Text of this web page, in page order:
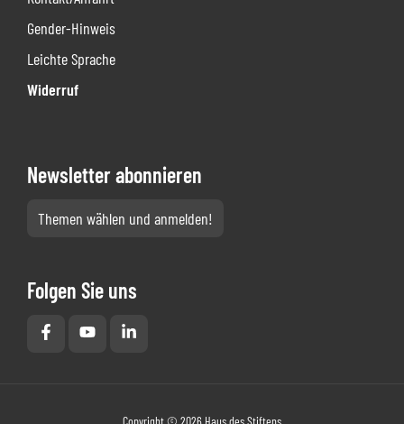
Gender-Hinweis
Leichte Sprache
Widerruf
Newsletter abonnieren
Themen wählen und anmelden!
Folgen Sie uns
Copyright © 2026 Haus des Stiftens